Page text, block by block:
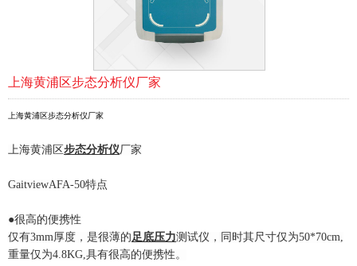
上海黄浦区步态分析仪厂家
上海黄浦区步态分析仪厂家
上海黄浦区步态分析仪厂家
GaitviewAFA-50特点
●很高的便携性
仅有3mm厚度，是很薄的足底压力测试仪，同时其尺寸仅为50*70cm,
重量仅为4.8KG,具有很高的便携性。